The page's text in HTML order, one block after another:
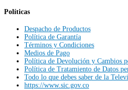
Políticas
Despacho de Productos
Política de Garantía
Términos y Condiciones
Medios de Pago
Política de Devolución y Cambios
Política de Tratamiento de Datos
Todo lo que debes saber de la
https://www.sic.gov.co